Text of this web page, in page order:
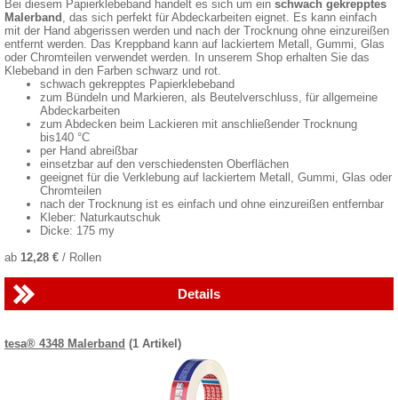
Bei diesem Papierklebeband handelt es sich um ein schwach gekrepptes
Malerband , das sich perfekt für Abdeckarbeiten eignet. Es kann einfach
mit der Hand abgerissen werden und nach der Trocknung ohne einzureißen
entfernt werden. Das Kreppband kann auf lackiertem Metall, Gummi, Glas
oder Chromteilen verwendet werden. In unserem Shop erhalten Sie das
Klebeband in den Farben schwarz und rot.
schwach gekrepptes Papierklebeband
zum Bündeln und Markieren, als Beutelverschluss, für allgemeine
Abdeckarbeiten
zum Abdecken beim Lackieren mit anschließender Trocknung
bis140 °C
per Hand abreißbar
einsetzbar auf den verschiedensten Oberflächen
geeignet für die Verklebung auf lackiertem Metall, Gummi, Glas oder
Chromteilen
nach der Trocknung ist es einfach und ohne einzureißen entfernbar
Kleber: Naturkautschuk
Dicke: 175 my
ab 12,28 € / Rollen
Details
tesa® 4348 Malerband (1 Artikel)